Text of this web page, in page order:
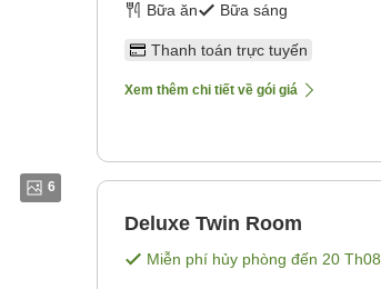
6
Bữa ăn Bữa sáng
Thanh toán trực tuyến
Xem thêm chi tiết về gói giá
Deluxe Twin Room
Miễn phí hủy phòng đến 20 Th08